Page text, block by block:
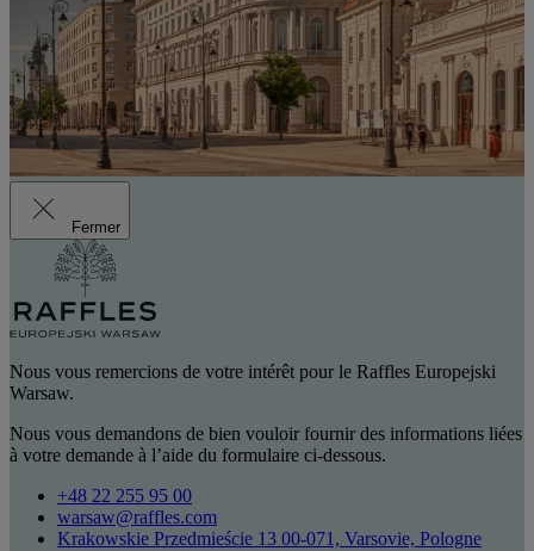
Fermer
Nous vous remercions de votre intérêt pour le Raffles Europejski
Warsaw.
Nous vous demandons de bien vouloir fournir des informations liées
à votre demande à l’aide du formulaire ci-dessous.
+48 22 255 95 00
warsaw@raffles.com
Krakowskie Przedmieście 13 00-071, Varsovie, Pologne